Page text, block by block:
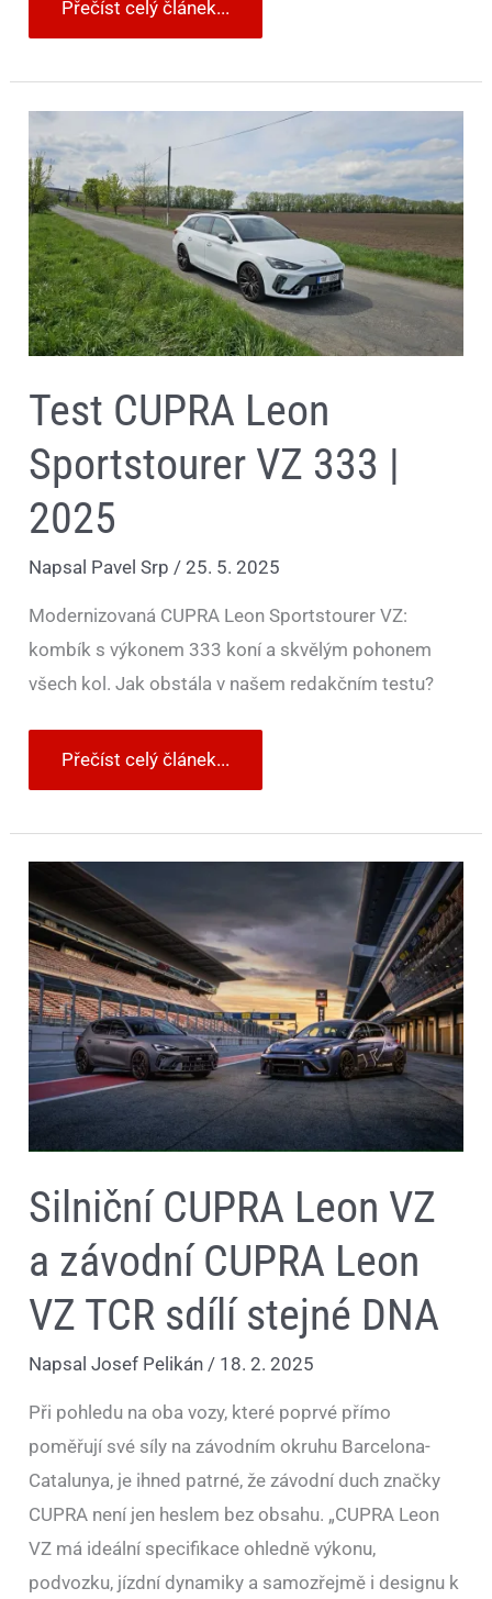
Přečíst celý článek...
Test CUPRA Leon
Sportstourer VZ 333 |
2025
Napsal Pavel Srp/25. 5. 2025
Modernizovaná CUPRA Leon Sportstourer VZ:
kombík s výkonem 333 koní a skvělým pohonem
všech kol. Jak obstála v našem redakčním testu?
Test
CUPRA
Leon
Sportstourer
VZ
333
2025
Přečíst celý článek...
Silniční CUPRA Leon VZ
a závodní CUPRA Leon
VZ TCR sdílí stejné DNA
NapsalJosef Pelikán / 18. 2. 2025
Při pohledu na oba vozy, které poprvé přímo
poměřují své síly na závodním okruhu Barcelona-
Catalunya, je ihned patrné, že závodní duch značky
CUPRA není jen heslem bez obsahu. „CUPRA Leon
VZ má ideální specifikace ohledně výkonu,
podvozku, jízdní dynamiky a samozřejmě i designu k
Silniční
CUPRA
Leon
VZ
a
závodní
CUPRA
Leon
VZ
TCR
sdílí
stejné
DNA